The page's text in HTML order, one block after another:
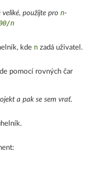
veliké, použijte pron-
n
kde n zadá uživatel.
pomocí rovných čar
a pak se sem vrať.